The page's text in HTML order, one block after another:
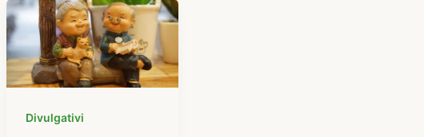
Divulgativi